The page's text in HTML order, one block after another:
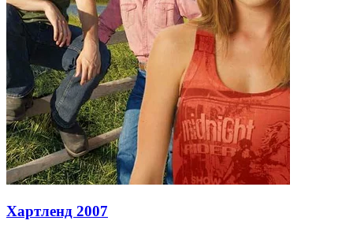
Хартленд 2007